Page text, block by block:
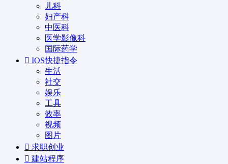
儿科
妇产科
中医科
医学影像科
国际药学
IOS快捷指令
生活
社交
娱乐
工具
效率
视频
图片
求职创业
建站程序